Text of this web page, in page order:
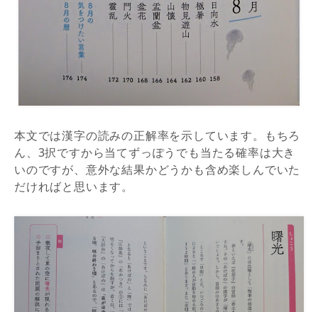
本文では漢字の読みの正解率を示しています。もちろ
ん、3択ですから当てずっぽうでも当たる確率は大き
いのですが、意外な結果かどうかも含め楽しんでいた
だければと思います。